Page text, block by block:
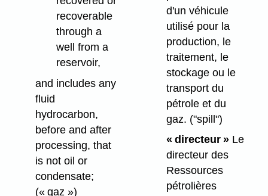
recoverable
through a
well from a
reservoir,
and includes any
fluid
hydrocarbon,
before and after
processing, that
is not oil or
condensate;
(« gaz »)
d'un véhicule
utilisé pour la
production, le
traitement, le
stockage ou le
transport du
pétrole et du
gaz. ("spill")
« directeur »Le
directeur des
Ressources
pétrolières